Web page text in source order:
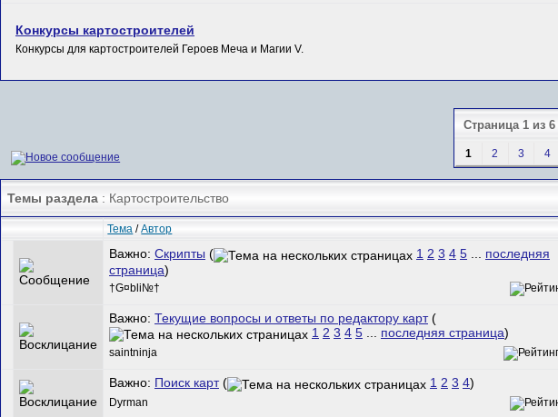
Конкурсы картостроителей
Конкурсы для картостроителей Героев Меча и Магии V.
Страница 1 из 6
1 2 3 4
Темы раздела : Картостроительство
Тема /Автор
Важно: Скрипты ( 1 2 3 4 5 ... последняя
страница)
†G¤bli№†
Важно: Текущие вопросы и ответы по редактору карт (
1 2 3 4 5 ... последняя страница)
saintninja
Важно: Поиск карт ( 1 2 3 4)
Dyrman